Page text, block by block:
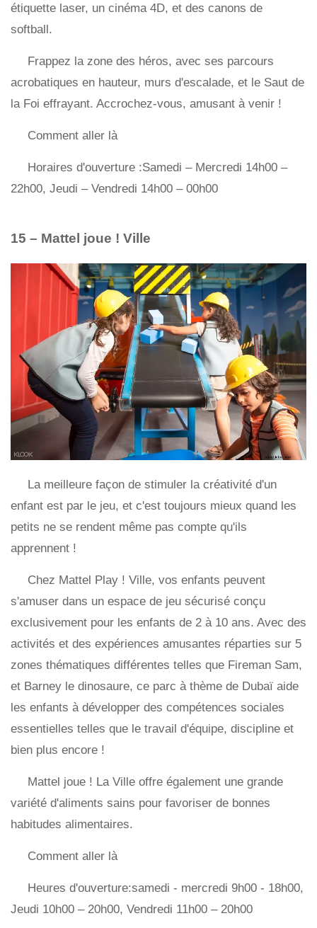
étiquette laser, un cinéma 4D, et des canons de
softball.
Frappez la zone des héros, avec ses parcours
acrobatiques en hauteur, murs d'escalade, et le Saut de
la Foi effrayant. Accrochez-vous, amusant à venir !
Comment aller là
Horaires d'ouverture :Samedi – Mercredi 14h00 –
22h00, Jeudi – Vendredi 14h00 – 00h00
15 – Mattel joue ! Ville
La meilleure façon de stimuler la créativité d'un
enfant est par le jeu, et c'est toujours mieux quand les
petits ne se rendent même pas compte qu'ils
apprennent !
Chez Mattel Play ! Ville, vos enfants peuvent
s'amuser dans un espace de jeu sécurisé conçu
exclusivement pour les enfants de 2 à 10 ans. Avec des
activités et des expériences amusantes réparties sur 5
zones thématiques différentes telles que Fireman Sam,
et Barney le dinosaure, ce parc à thème de Dubaï aide
les enfants à développer des compétences sociales
essentielles telles que le travail d'équipe, discipline et
bien plus encore !
Mattel joue ! La Ville offre également une grande
variété d'aliments sains pour favoriser de bonnes
habitudes alimentaires.
Comment aller là
Heures d'ouverture:samedi - mercredi 9h00 - 18h00,
Jeudi 10h00 – 20h00, Vendredi 11h00 – 20h00